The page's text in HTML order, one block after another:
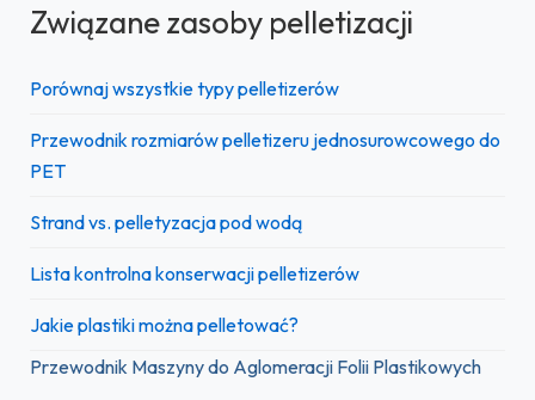
Związane zasoby pelletizacji
Porównaj wszystkie typy pelletizerów
Przewodnik rozmiarów pelletizeru jednosurowcowego do
PET
Strand vs. pelletyzacja pod wodą
Lista kontrolna konserwacji pelletizerów
Jakie plastiki można pelletować?
Przewodnik Maszyny do Aglomeracji Folii Plastikowych